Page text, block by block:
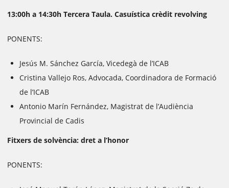
13:00h a 14:30h Tercera Taula. Casuística crèdit revolving
PONENTS:
Jesús M. Sánchez García, Vicedegà de l’ICAB
Cristina Vallejo Ros, Advocada, Coordinadora de Formació
de l’ICAB
Antonio Marín Fernández, Magistrat de l’Audiència
Provincial de Cadis
Fitxers de solvència: dret a l’honor
PONENTS: